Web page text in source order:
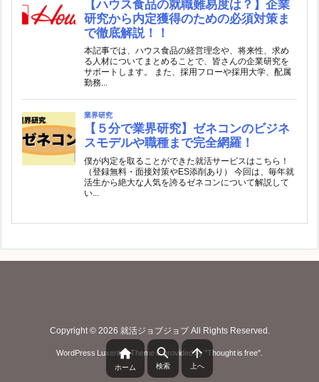
Copyright © 2026 就活ジョブジョブAll Rights Reserved.
WordPress Luxeritas Theme is provided by "Thought is free".

ホーム

検索

上へ